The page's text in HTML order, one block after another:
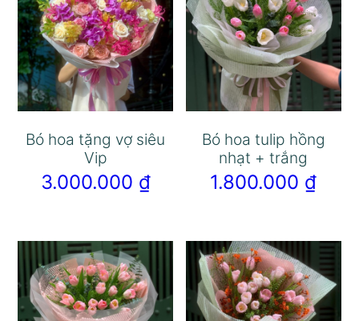
Bó hoa tặng vợ siêu
Vip
3.000.000 ₫
Bó hoa tulip hồng
nhạt + trắng
1.800.000 ₫